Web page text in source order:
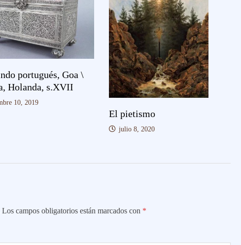
portugués, Goa \
Holanda, s.XVII
10, 2019
El pietismo
julio 8, 2020
Los campos obligatorios están marcados con *